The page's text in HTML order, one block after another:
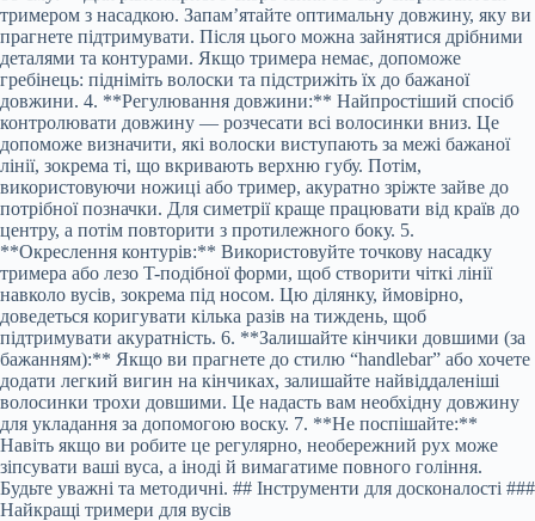
тримером з насадкою. Запам’ятайте оптимальну довжину, яку ви
прагнете підтримувати. Після цього можна зайнятися дрібними
деталями та контурами. Якщо тримера немає, допоможе
гребінець: підніміть волоски та підстрижіть їх до бажаної
довжини. 4. **Регулювання довжини:** Найпростіший спосіб
контролювати довжину — розчесати всі волосинки вниз. Це
допоможе визначити, які волоски виступають за межі бажаної
лінії, зокрема ті, що вкривають верхню губу. Потім,
використовуючи ножиці або тример, акуратно зріжте зайве до
потрібної позначки. Для симетрії краще працювати від країв до
центру, а потім повторити з протилежного боку. 5.
**Окреслення контурів:** Використовуйте точкову насадку
тримера або лезо T-подібної форми, щоб створити чіткі лінії
навколо вусів, зокрема під носом. Цю ділянку, ймовірно,
доведеться коригувати кілька разів на тиждень, щоб
підтримувати акуратність. 6. **Залишайте кінчики довшими (за
бажанням):** Якщо ви прагнете до стилю “handlebar” або хочете
додати легкий вигин на кінчиках, залишайте найвіддаленіші
волосинки трохи довшими. Це надасть вам необхідну довжину
для укладання за допомогою воску. 7. **Не поспішайте:**
Навіть якщо ви робите це регулярно, необережний рух може
зіпсувати ваші вуса, а іноді й вимагатиме повного гоління.
Будьте уважні та методичні. ## Інструменти для досконалості ###
Найкращі тримери для вусів